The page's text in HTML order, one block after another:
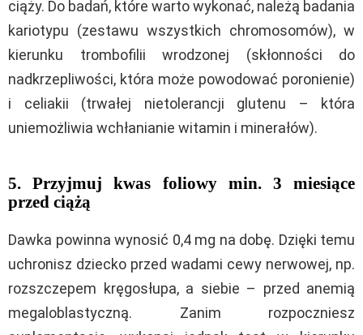
ciąży. Do badań, które warto wykonać, należą badania
kariotypu (zestawu wszystkich chromosomów), w
kierunku trombofilii wrodzonej (skłonności do
nadkrzepliwości, która może powodować poronienie)
i celiakii (trwałej nietolerancji glutenu – która
uniemożliwia wchłanianie witamin i minerałów).
5. Przyjmuj kwas foliowy min. 3 miesiące
przed ciążą
Dawka powinna wynosić 0,4 mg na dobę. Dzięki temu
uchronisz dziecko przed wadami cewy nerwowej, np.
rozszczepem kręgosłupa, a siebie – przed anemią
megaloblastyczną. Zanim rozpoczniesz